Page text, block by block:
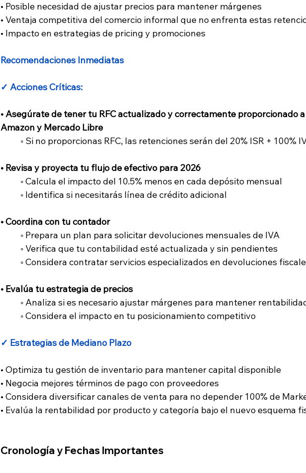
• Posible necesidad de ajustar precios para mantener márgenes
• Ventaja competitiva del comercio informal que no enfrenta estas
• Impacto en estrategias de pricing y promociones
Recomendaciones Inmediatas
✓ Acciones Críticas:
• Asegúrate de tener tu RFC actualizado y correctamente proporcionado a
Amazon y Mercado Libre
◦ Si no proporcionas RFC, las retenciones serán del 20% ISR + 100%
• Revisa y proyecta tu flujo de efectivo para 2026
◦ Calcula el impacto del 10.5% menos en cada depósito mensual
◦ Identifica si necesitarás línea de crédito adicional
• Coordina con tu contador
◦ Prepara un plan para solicitar devoluciones mensuales de IVA
◦ Verifica que tu contabilidad esté actualizada y sin pendientes
◦ Considera contratar servicios especializados en devoluciones
• Evalúa tu estrategia de precios
◦ Analiza si es necesario ajustar márgenes para mantener
◦ Considera el impacto en tu posicionamiento competitivo
✓ Estrategias de Mediano Plazo
• Optimiza tu gestión de inventario para mantener capital disponible
• Negocia mejores términos de pago con proveedores
• Considera diversificar canales de venta para no depender 100% de
• Evalúa la rentabilidad por producto y categoría bajo el nuevo esquema
Cronología y Fechas Importantes